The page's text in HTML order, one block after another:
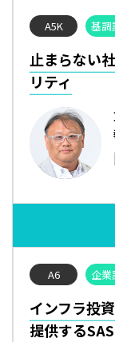
A5K 基調
止まらない
リティ
A6 企業
インフラ投
提供する